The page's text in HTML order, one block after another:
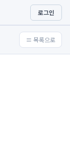
로그인
≡ 목록으로